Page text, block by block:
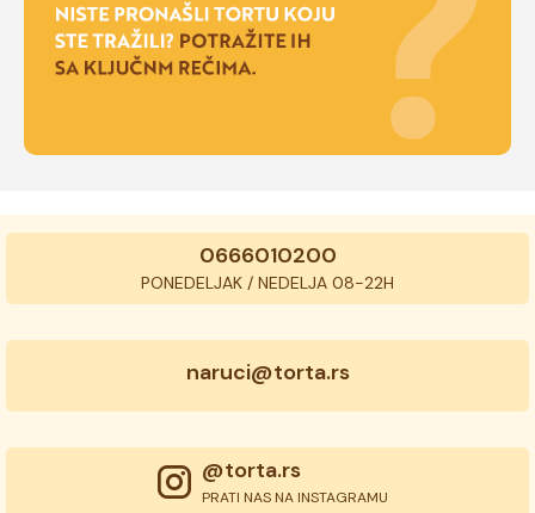
0666010200
PONEDELJAK / NEDELJA 08-22H
naruci@torta.rs
@torta.rs
PRATI NAS NA INSTAGRAMU